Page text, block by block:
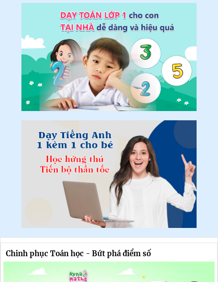
Chinh phục Toán học - Bứt phá điểm số